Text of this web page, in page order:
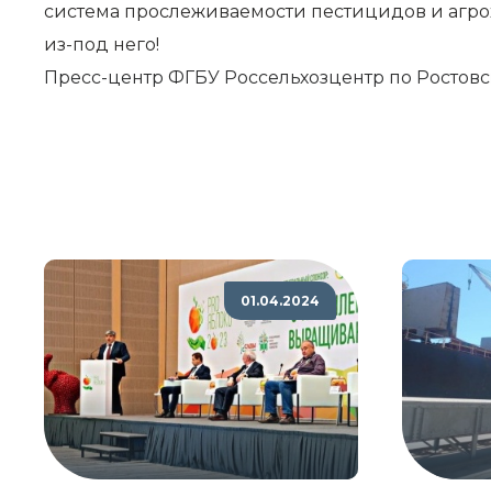
система прослеживаемости пестицидов и
из-под него!
Пресс-центр ФГБУ Россельхозцентр по
01.04.2024